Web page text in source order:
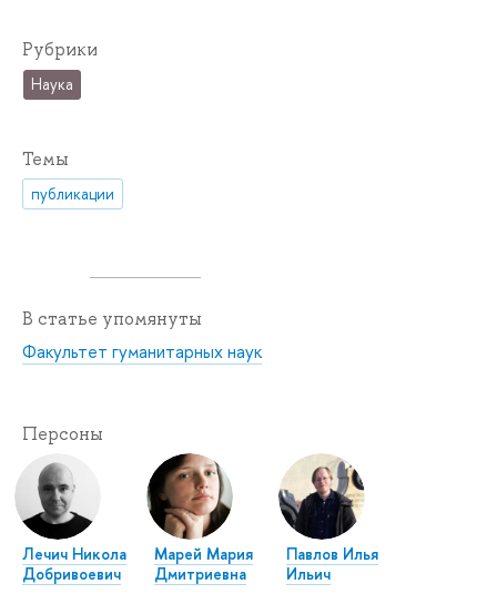
Рубрики
Наука
Темы
публикации
В статье упомянуты
Факультет гуманитарных наук
Персоны
Лечич Никола
Добривоевич
Марей Мария
Дмитриевна
Павлов Илья
Ильич